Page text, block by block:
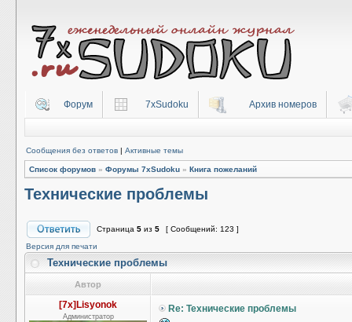
Форум 7xSudoku Архив номеров
Сообщения без ответов | Активные темы
Список форумов » Форумы 7xSudoku » Книга пожеланий
Технические проблемы
Страница 5 из 5
[ Сообщений: 123 ]
Версия для печати
Технические проблемы
Автор
[7x]Lisyonok
Администратор
Re: Технические проблемы